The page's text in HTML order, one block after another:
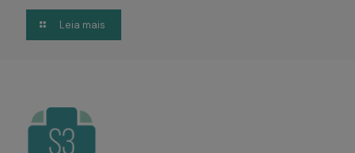
Leia mais